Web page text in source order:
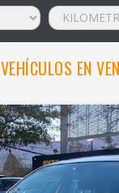
VEHÍCULOS EN